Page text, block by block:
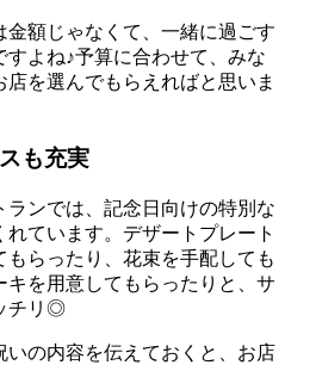
金額じゃなくて、一緒に過ごす
すよね♪予算に合わせて、みな
店を選んでもらえればと思いま
も充実
ランでは、記念日向けの特別な
ています。デザートプレート
もらったり、花束を手配しても
キを用意してもらったりと、サ
チリ◎
いの内容を伝えておくと、お店